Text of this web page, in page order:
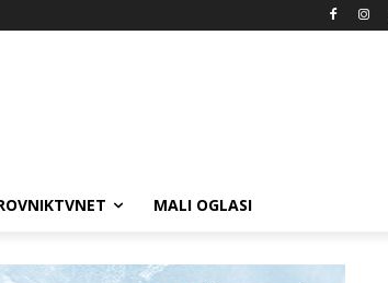
MALI OGLASI